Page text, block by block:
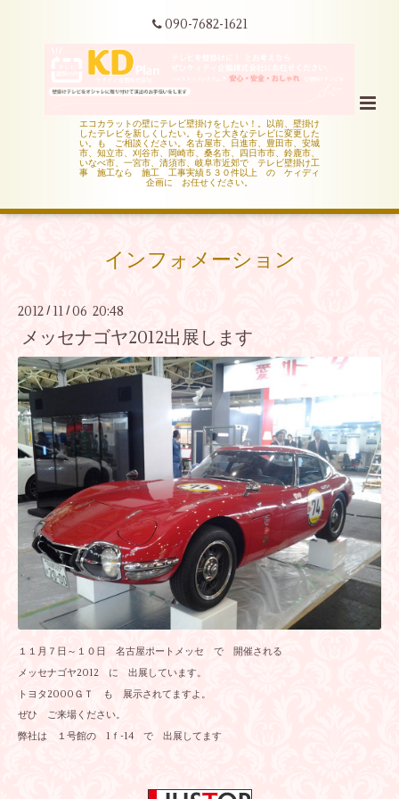
090-7682-1621
エコカラットの壁にテレビ壁掛けをしたい！。以前、壁掛け
したテレビを新しくしたい。もっと大きなテレビに変更した
い。も ご相談ください。名古屋市、日進市、豊田市、安城
市、知立市、刈谷市、岡崎市、桑名市、四日市市、鈴鹿市、
いなべ市、一宮市、清須市、岐阜市近郊で テレビ壁掛け工
事 施工なら 施工 工事実績５３０件以上 の ケィディ
企画に お任せください。
インフォメーション
2012 / 11 /06 20:48
メッセナゴヤ2012出展します
１１月７日～１０日 名古屋ポートメッセ で 開催される
メッセナゴヤ2012 に 出展しています。
トヨタ2000ＧＴ も 展示されてますよ。
ぜひ ご来場ください。
弊社は １号館の 1ｆ-14 で 出展してます